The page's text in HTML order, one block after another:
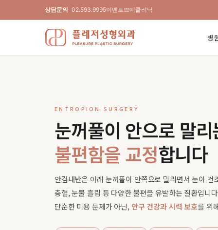
상담문의 02.593.9995이벤트쁘띠클리닉
병
ENTROPION SURGERY
눈꺼풀이 안으로 말리
불편함을 교정합니다
안검내반은 아래 눈꺼풀이 안쪽으로 말리면서 눈이 건
충혈, 눈물 흘림 등 다양한 불편을 유발하는 질환입니
단순한 미용 문제가 아닌, 안구 건강과 시력 보호를 위